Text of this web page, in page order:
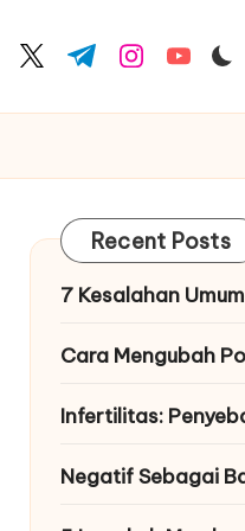
twitter.com
t.me
Recent Posts
7 Kesalahan
Cara Mengubah
Infertilitas:
Negatif Sebagai